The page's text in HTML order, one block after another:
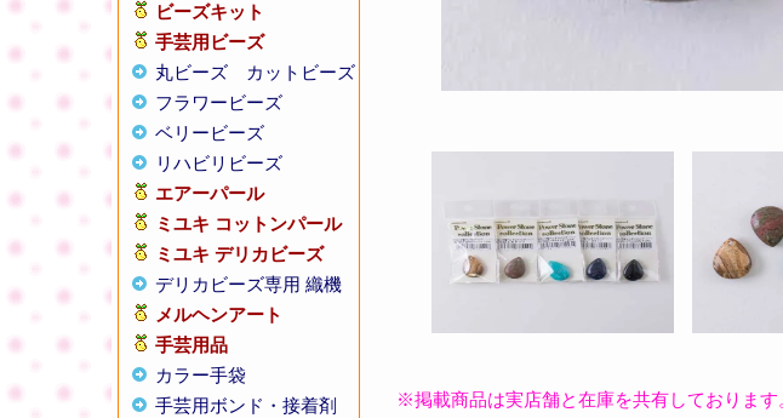
ビーズキット
手芸用ビーズ
丸ビーズ
カットビーズ
フラワービーズ
ベリービーズ
リハビリビーズ
エアーパール
ミユキ コットンパール
ミユキ デリカビーズ
デリカビーズ専用 織機
メルヘンアート
手芸用品
カラー手袋
手芸用ボンド・接着剤
※掲載商品は実店舗と在庫を共有しております